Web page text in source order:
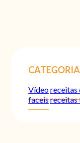
Vídeoreceitas
faceisreceitas